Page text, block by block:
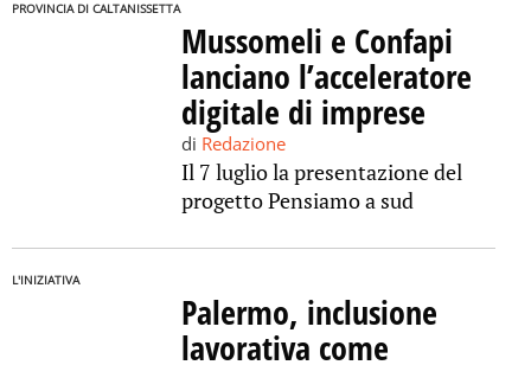
PROVINCIA DI CALTANISSETTA
Mussomeli e Confapi
lanciano l’acceleratore
digitale di imprese
di Redazione
Il 7 luglio la presentazione del
progetto Pensiamo a sud
L'INIZIATIVA
Palermo, inclusione
lavorativa come